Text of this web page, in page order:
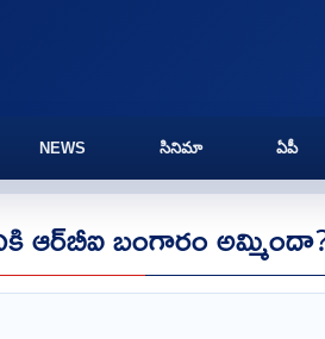
NEWS సినిమా ఏపీ
బంగారం